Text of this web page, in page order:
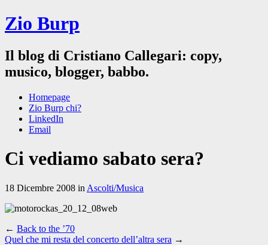
Zio Burp
Il blog di Cristiano Callegari: copy,
musico, blogger, babbo.
Homepage
Zio Burp chi?
LinkedIn
Email
Ci vediamo sabato sera?
18 Dicembre 2008 in Ascolti/Musica
← Back to the ’70
Quel che mi resta del concerto dell’altra sera →